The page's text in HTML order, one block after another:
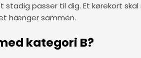
passer til dig. Et kørekort
hænger sammen.
kategori B?